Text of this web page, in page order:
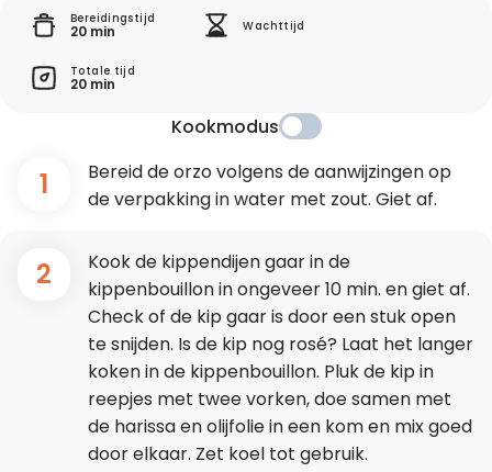
Bereidingstijd
20 min Wachttijd
Totale tijd
20 min
Kookmodus
1
Bereid de orzo volgens de aanwijzingen op
de verpakking in water met zout. Giet af.
2
Kook de kippendijen gaar in de
kippenbouillon in ongeveer 10 min. en giet af.
Check of de kip gaar is door een stuk open
te snijden. Is de kip nog rosé? Laat het langer
koken in de kippenbouillon. Pluk de kip in
reepjes met twee vorken, doe samen met
de harissa en olijfolie in een kom en mix goed
door elkaar. Zet koel tot gebruik.